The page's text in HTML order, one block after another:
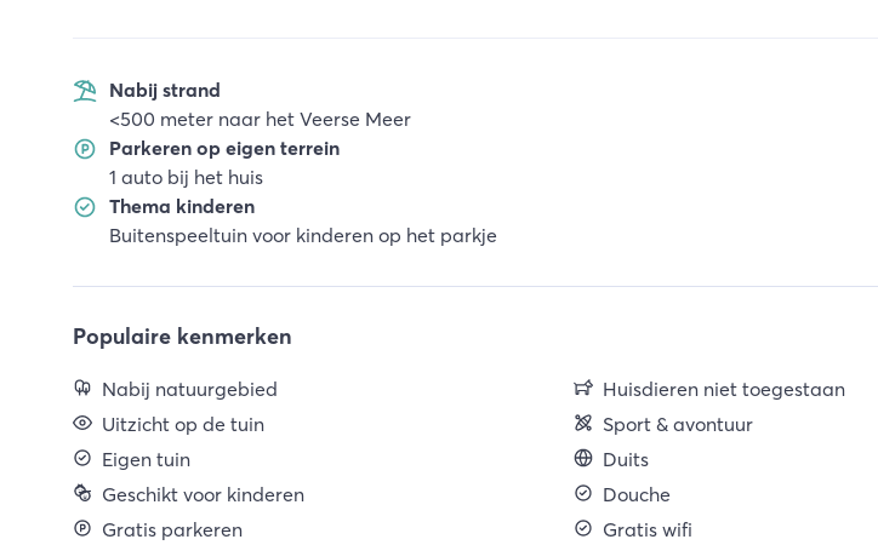
Nabij strand
<500 meter naar het Veerse Meer
Parkeren op eigen terrein
1 auto bij het huis
Thema kinderen
Buitenspeeltuin voor kinderen op het parkje
Populaire kenmerken
Nabij natuurgebied
Uitzicht op de tuin
Eigen tuin
Geschikt voor kinderen
Gratis parkeren
Huisdieren niet toegestaan
Sport & avontuur
Duits
Douche
Gratis wifi